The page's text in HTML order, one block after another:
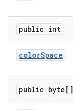
public int
colorSpace
public byte[]